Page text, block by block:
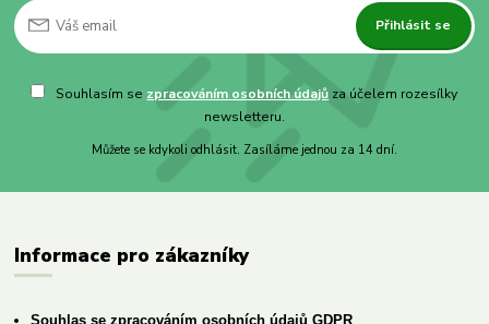
Přihlásit se
Souhlasím se zpracováním osobních údajů za účelem rozesílky
newsletteru.
Můžete se kdykoli odhlásit. Zasíláme jednou za 14 dní.
Informace pro zákazníky